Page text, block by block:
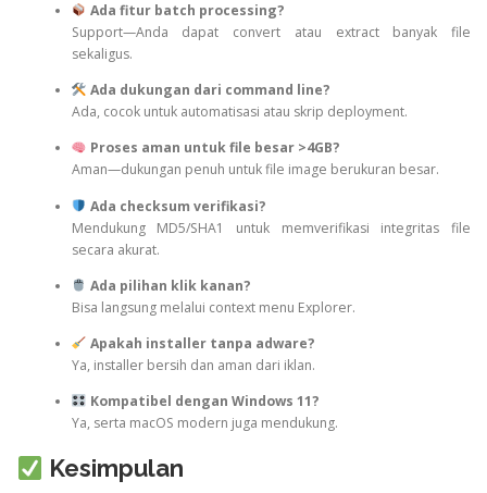
Ada fitur batch processing?
Support—Anda dapat convert atau extract banyak file
sekaligus.
Ada dukungan dari command line?
Ada, cocok untuk automatisasi atau skrip deployment.
Proses aman untuk file besar >4GB?
Aman—dukungan penuh untuk file image berukuran besar.
Ada checksum verifikasi?
Mendukung MD5/SHA1 untuk memverifikasi integritas file
secara akurat.
Ada pilihan klik kanan?
Bisa langsung melalui context menu Explorer.
Apakah installer tanpa adware?
Ya, installer bersih dan aman dari iklan.
Kompatibel dengan Windows 11?
Ya, serta macOS modern juga mendukung.
Kesimpulan